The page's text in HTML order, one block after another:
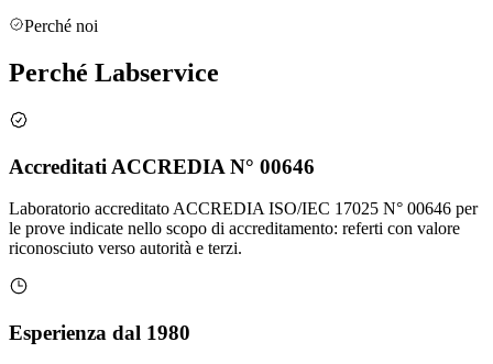
Perché noi
Perché Labservice
Accreditati ACCREDIA N° 00646
Laboratorio accreditato ACCREDIA ISO/IEC 17025 N° 00646 per
le prove indicate nello scopo di accreditamento: referti con valore
riconosciuto verso autorità e terzi.
Esperienza dal 1980